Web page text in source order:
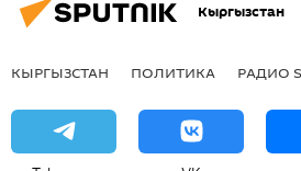
Кыргызстан
КЫРГЫЗСТАН ПОЛИТИКА РАДИО